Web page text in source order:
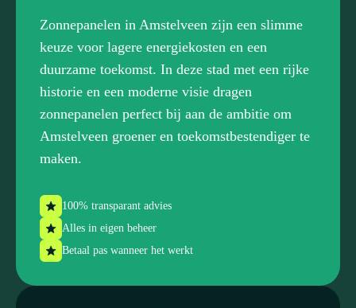
Zonnepanelen in Amstelveen zijn een slimme
keuze voor lagere energiekosten en een
duurzame toekomst. In deze stad met een rijke
historie en een moderne visie dragen
zonnepanelen perfect bij aan de ambitie om
Amstelveen groener en toekomstbestendiger te
maken.
100% transparant advies
Alles in eigen beheer
Betaal pas wanneer het werkt